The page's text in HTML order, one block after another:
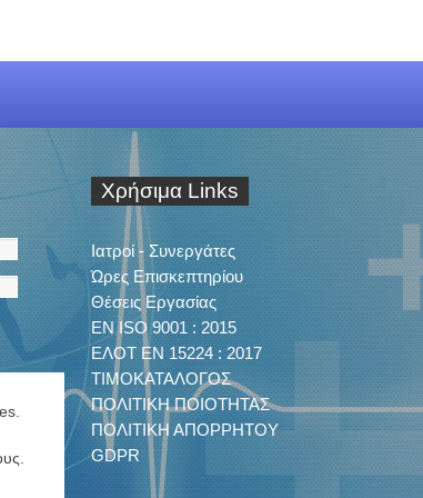
Χρήσιμα Links
Ιατροί - Συνεργάτες
Ώρες Επισκεπτηρίου
Θέσεις Εργασίας
EN ISO 9001 : 2015
ΕΛΟΤ ΕΝ 15224 : 2017
ΤΙΜΟΚΑΤΑΛΟΓΟΣ
ΠΟΛΙΤΙΚΗ ΠΟΙΟΤΗΤΑΣ
ΠΟΛΙΤΙΚΗ ΑΠΟΡΡΗΤΟΥ
GDPR